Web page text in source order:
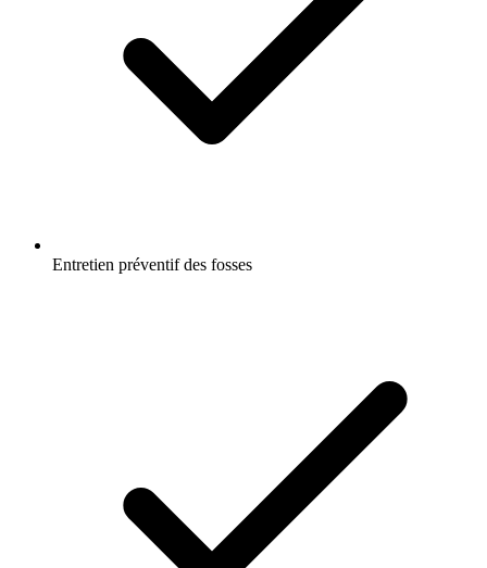
Entretien préventif des fosses